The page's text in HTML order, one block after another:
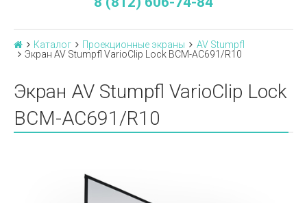
Каталог Проекционные экраны
AV Stumpfl
Экран AV Stumpfl VarioClip Lock BCM-AC691/R10
Экран AV Stumpfl VarioClip Lock
BCM-AC691/R10